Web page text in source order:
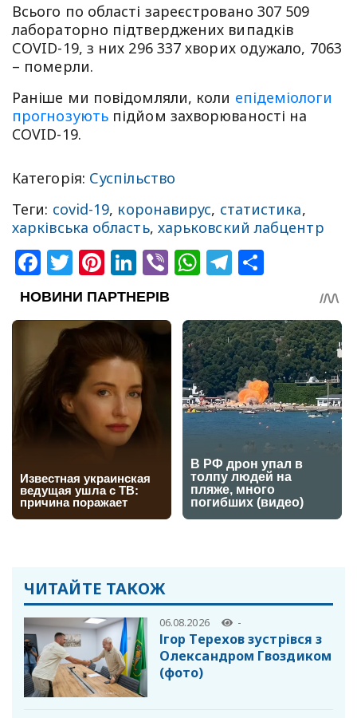
Всього по області зареєстровано 307 509
лабораторно підтверджених випадків
СOVID-19, з них 296 337 хворих одужало, 7063
– померли.
Раніше ми повідомляли, коли епідеміологи
прогнозують підйом захворюваності на
COVID-19.
Категорія: Суспільство
Теги: covid-19, коронавирус, статистика,
харківська область, харьковский лабцентр
Facebook
Twitter
Pinterest
LinkedIn
ViberWhatsApp
Telegram
ЧИТАЙТЕ ТАКОЖ
06.08.2026 -
Ігор Терехов зустрівся з
Олександром Гвоздиком
(фото)